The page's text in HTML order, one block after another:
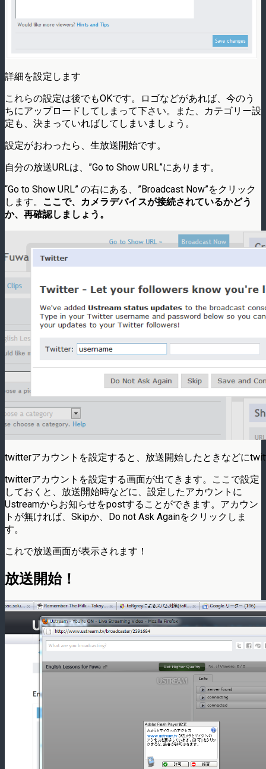
詳細を設定します
これらの設定は後でもOKです。ロゴなどがあれば、今のう
ちにアップロードしてしまって下さい。また、カテゴリー設
定も、決まっていればしてしまいましょう。
設定がおわったら、生放送開始です。
自分の放送URLは、”Go to Show URL”にあります。
“Go to Show URL” の右にある、”Broadcast Now”をクリック
します。 ここで、カメラデバイスが接続されているかどう
か、再確認しましょう。
twitterアカウントを設定すると、放送開始したときなどに
twitterアカウントを設定する画面が出てきます。ここで設定
しておくと、放送開始時などに、設定したアカウントに
Ustreamからお知らせをpostすることができます。アカウン
トが無ければ、Skipか、Do not Ask Againをクリックしま
す。
これで放送画面が表示されます！
放送開始！